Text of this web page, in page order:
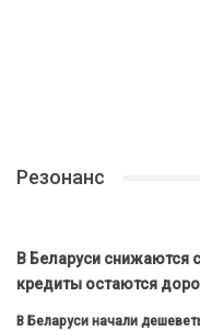
Резонанс
В Беларуси снижаются
кредиты остаются
В Беларуси начали